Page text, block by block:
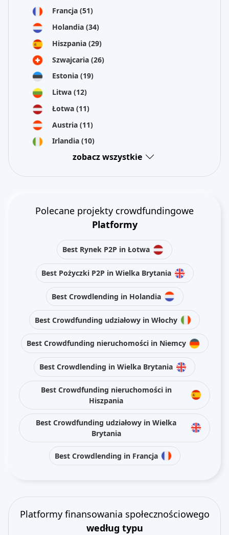
Francja (51)
Holandia (34)
Hiszpania (29)
Szwajcaria (26)
Estonia (19)
Litwa (12)
Łotwa (11)
Austria (11)
Irlandia (10)
zobacz wszystkie
Polecane projekty crowdfundingowe
Platformy
Best Rynek P2P in Łotwa
Best Pożyczki P2P in Wielka Brytania
Best Crowdlending in Holandia
Best Crowdfunding udziałowy in Włochy
Best Crowdfunding nieruchomości in Niemcy
Best Crowdlending in Wielka Brytania
Best Crowdfunding nieruchomości in
Hiszpania
Best Crowdfunding udziałowy in Wielka
Brytania
Best Crowdlending in Francja
Platformy finansowania społecznościowego
według typu